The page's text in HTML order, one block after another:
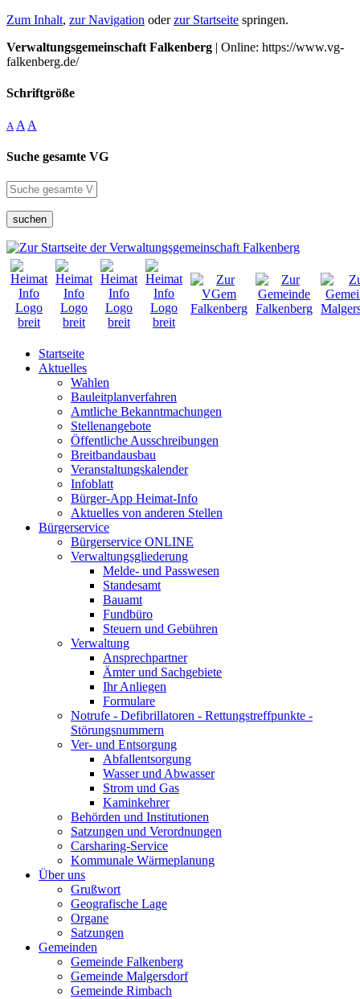
Zum Inhalt, zur Navigation oderzur Startseite springen.
Verwaltungsgemeinschaft Falkenberg | Online: https://www.vg-
falkenberg.de/
Schriftgröße
A A A
Suche gesamte VG
suchen
Startseite
Aktuelles
Wahlen
Bauleitplanverfahren
Amtliche Bekanntmachungen
Stellenangebote
Öffentliche Ausschreibungen
Breitbandausbau
Veranstaltungskalender
Infoblatt
Bürger-App Heimat-Info
Aktuelles von anderen Stellen
Bürgerservice
Bürgerservice ONLINE
Verwaltungsgliederung
Melde- und Passwesen
Standesamt
Bauamt
Fundbüro
Steuern und Gebühren
Verwaltung
Ansprechpartner
Ämter und Sachgebiete
Ihr Anliegen
Formulare
Notrufe - Defibrillatoren - Rettungstreffpunkte -
Störungsnummern
Ver- und Entsorgung
Abfallentsorgung
Wasser und Abwasser
Strom und Gas
Kaminkehrer
Behörden und Institutionen
Satzungen und Verordnungen
Carsharing-Service
Kommunale Wärmeplanung
Über uns
Grußwort
Geografische Lage
Organe
Satzungen
Gemeinden
Gemeinde Falkenberg
Gemeinde Malgersdorf
Gemeinde Rimbach